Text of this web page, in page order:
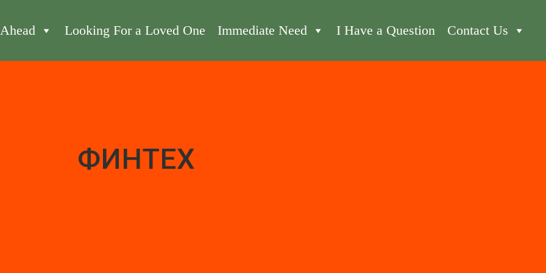
Looking For a Loved One Immediate Need I Have a Question Contact Us
ФИНТЕХ